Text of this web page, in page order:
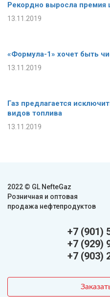
Рекордно выросла премия
13.11.2019
«Формула-1» хочет быть
13.11.2019
Газ предлагается
видов топлива
13.11.2019
2022 © GL NefteGaz
Розничная и оптовая
продажа нефтепродуктов
+7 (901)
+7 (929)
+7 (903)